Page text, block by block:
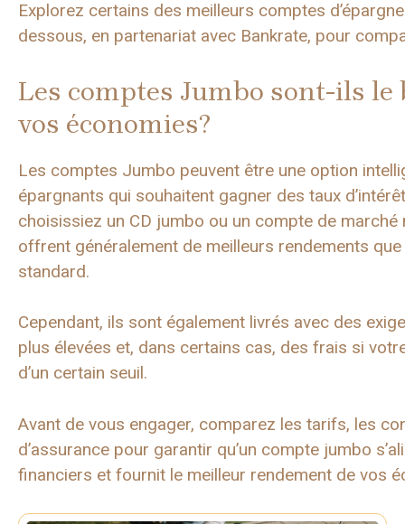
Explorez certains des meilleurs comptes d’épargne
dessous, en partenariat avec Bankrate, pour
Les comptes Jumbo sont-ils
vos économies?
Les comptes Jumbo peuvent être une option
épargnants qui souhaitent gagner des taux
choisissiez un CD jumbo ou un compte de
offrent généralement de meilleurs rendements que
standard.
Cependant, ils sont également livrés avec des
plus élevées et, dans certains cas, des frais si
d’un certain seuil.
Avant de vous engager, comparez les tarifs, les
d’assurance pour garantir qu’un compte jumbo
financiers et fournit le meilleur rendement de vos